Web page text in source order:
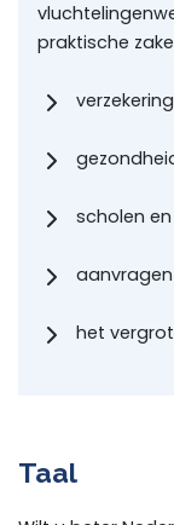
praktische
scholen
het
Taal